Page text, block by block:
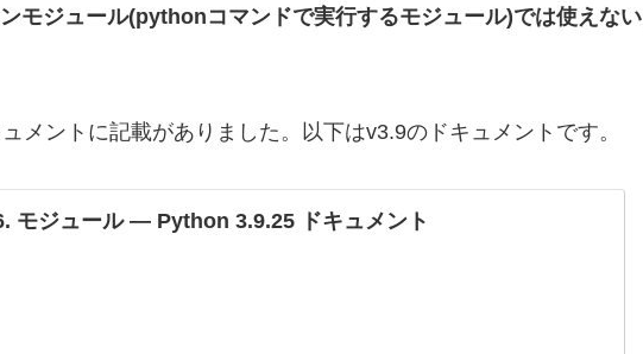
モジュール(pythonコマンドで実行するモジュール)では使えない
メントに記載がありました。以下はv3.9のドキュメントです。
モジュール — Python 3.9.25 ドキュメント